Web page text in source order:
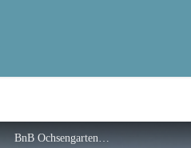
BnB Ochsengartenweg